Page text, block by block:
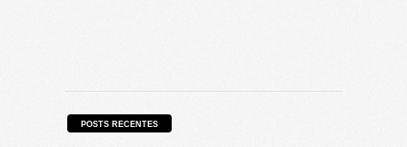
POSTS RECENTES